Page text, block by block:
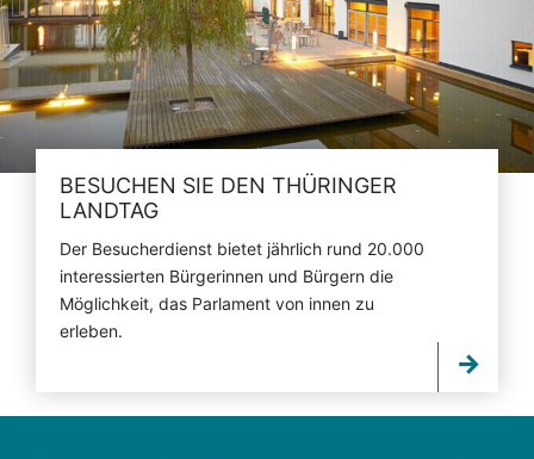
BESUCHEN SIE DEN THÜRINGER
LANDTAG
Der Besucherdienst bietet jährlich rund 20.000
interessierten Bürgerinnen und Bürgern die
Möglichkeit, das Parlament von innen zu
erleben.